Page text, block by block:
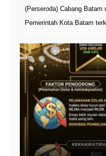
(Perseroda) Cabang Batam
Pemerintah Kota Batam